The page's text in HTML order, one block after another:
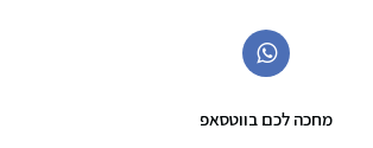
מחכה לכם בווטסאפ